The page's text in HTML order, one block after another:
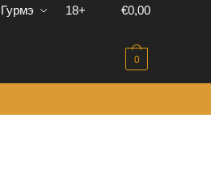
Гурмэ 18+ €0,00
0